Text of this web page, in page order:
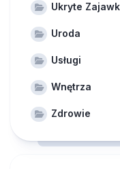
Ukryte
Uroda
Usługi
Wnętrza
Zdrowie